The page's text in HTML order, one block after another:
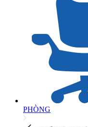
PHÒNG